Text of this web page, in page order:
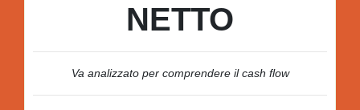
NETTO
Va analizzato per comprendere il cash flow